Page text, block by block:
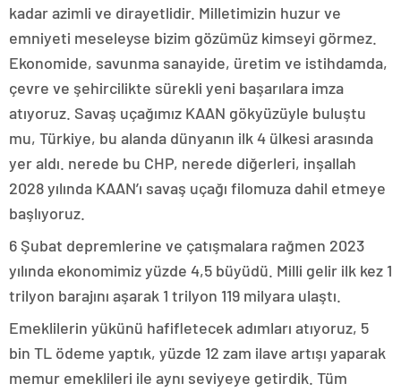
kadar azimli ve dirayetlidir. Milletimizin huzur ve
emniyeti meseleyse bizim gözümüz kimseyi görmez.
Ekonomide, savunma sanayide, üretim ve istihdamda,
çevre ve şehircilikte sürekli yeni başarılara imza
atıyoruz. Savaş uçağımız KAAN gökyüzüyle buluştu
mu, Türkiye, bu alanda dünyanın ilk 4 ülkesi arasında
yer aldı. nerede bu CHP, nerede diğerleri, inşallah
2028 yılında KAAN’ı savaş uçağı filomuza dahil etmeye
başlıyoruz.
6 Şubat depremlerine ve çatışmalara rağmen 2023
yılında ekonomimiz yüzde 4,5 büyüdü. Milli gelir ilk kez 1
trilyon barajını aşarak 1 trilyon 119 milyara ulaştı.
Emeklilerin yükünü hafifletecek adımları atıyoruz, 5
bin TL ödeme yaptık, yüzde 12 zam ilave artışı yaparak
memur emeklileri ile aynı seviyeye getirdik. Tüm